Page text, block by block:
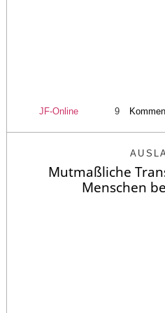
JF-Online 9
Mutmaßliche
Menschen